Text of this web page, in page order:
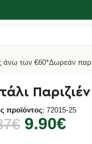
άνω των €60*Δωρεάν
προϊόντος: 72015-25
€ 9.90€